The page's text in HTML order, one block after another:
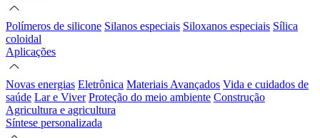
Polímeros de silicone Silanos especiais Siloxanos especiais Sílica
coloidal
Aplicações
Novas energias Eletrônica Materiais Avançados Vida e cuidados de
saúde Lar e Viver Proteção do meio ambiente Construção
Agricultura e agricultura
Síntese personalizada